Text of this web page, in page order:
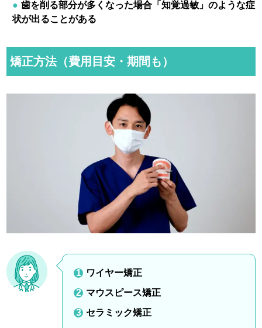
歯を削る部分が多くなった場合「知覚過敏」のような症
状が出ることがある
矯正方法（費用目安・期間も）
ワイヤー矯正
マウスピース矯正
セラミック矯正